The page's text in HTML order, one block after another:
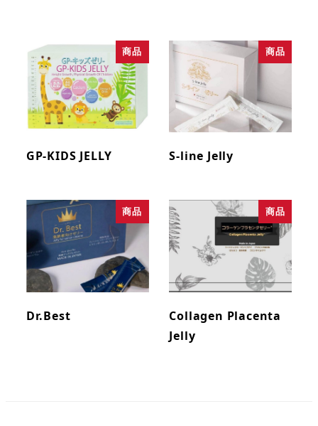
商品
GP-KIDS JELLY
商品
S-line Jelly
商品
Dr.Best
商品
Collagen Placenta
Jelly